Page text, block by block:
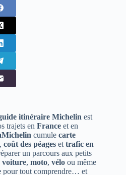
itinéraire Michelin est
trajets en France et en
cumule carte
, coût des péages et trafic en
un parcours aux petits
voiture, moto, vélo ou même
pour tout comprendre… et